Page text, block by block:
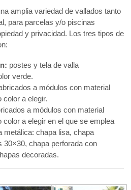
amplia variedad de vallados tanto
para parcelas y/o piscinas
y privacidad. Los tres tipos de
postes y tela de valla
verde.
a módulos con material
color a elegir.
a módulos con material
color a elegir en el que se emplea
metálica: chapa lisa, chapa
30×30, chapa perforada con
decoradas.